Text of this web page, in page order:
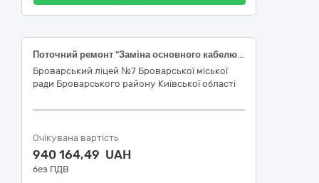
Поточний ремонт "Заміна основного кабелю від ТП до Броварського ліцею № 7 Броварської міської ради Броварського району Київської області"
Броварський ліцей №7 Броварської міської
ради Броварського району Київської області
Очікувана вартість
940 164,49 UAH
без ПДВ